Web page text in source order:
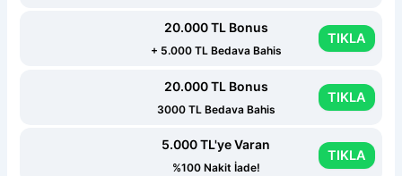
20.000 TL Bonus
+ 5.000 TL Bedava Bahis
TIKLA
20.000 TL Bonus
3000 TL Bedava Bahis
TIKLA
5.000 TL'ye Varan
%100 Nakit İade!
TIKLA